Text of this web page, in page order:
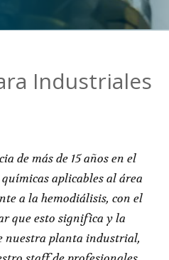
Industriales
de más de 15 años en el
aplicables al área
a la hemodiálisis, con el
que esto significa y la
nuestra planta industrial,